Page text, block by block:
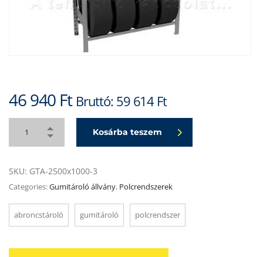
46 940 Ft Bruttó:59 614Ft
Kosárba teszem
SKU: GTA-2500x1000-3
Categories:Gumitároló állvány, Polcrendszerek
abroncstároló gumitároló polcrendszer